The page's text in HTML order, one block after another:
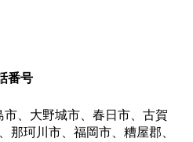
番号
市、大野城市、春日市、古賀
那珂川市、福岡市、糟屋郡、